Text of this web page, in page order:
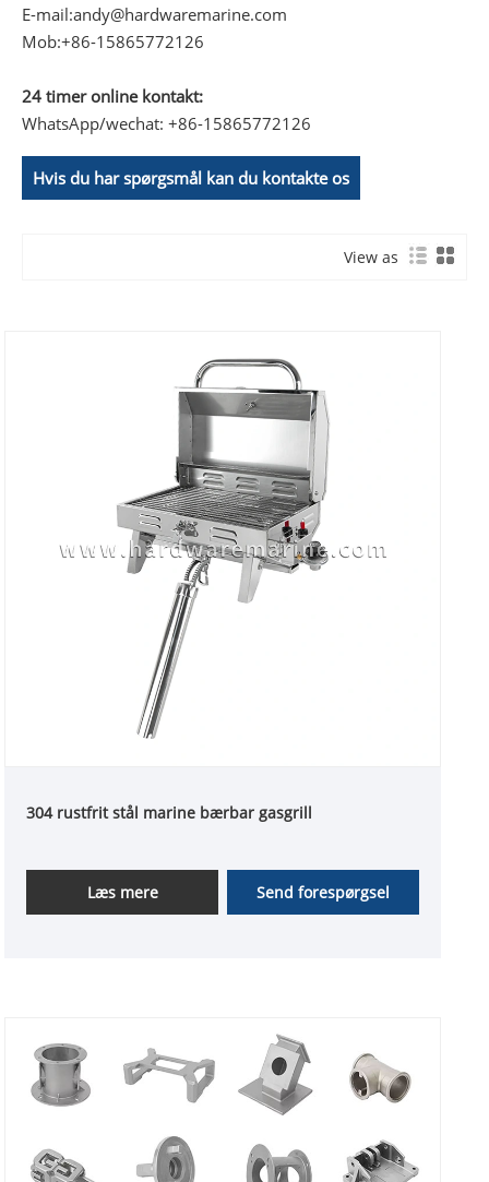
E-mail:andy@hardwaremarine.com
Mob:+86-15865772126
24 timer online kontakt:
WhatsApp/wechat: +86-15865772126
Hvis du har spørgsmål kan du kontakte os
View as
304 rustfrit stål marine bærbar gasgrill
Læs mere Send forespørgsel